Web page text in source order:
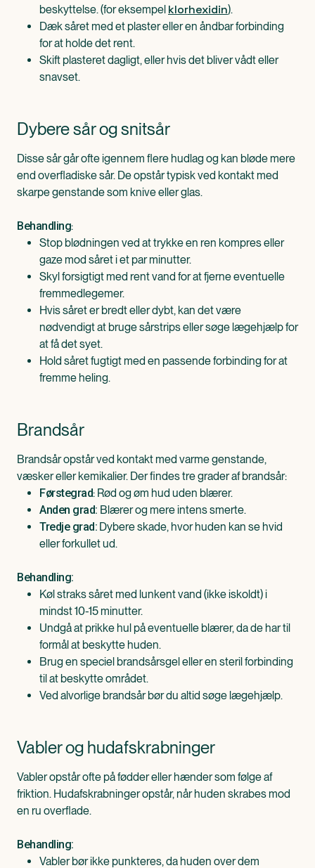
beskyttelse. (for eksempel klorhexidin).
Dæk såret med et plaster eller en åndbar forbinding
for at holde det rent.
Skift plasteret dagligt, eller hvis det bliver vådt eller
snavset.
Dybere sår og snitsår
Disse sår går ofte igennem flere hudlag og kan bløde mere
end overfladiske sår. De opstår typisk ved kontakt med
skarpe genstande som knive eller glas.
Behandling:
Stop blødningen ved at trykke en ren kompres eller
gaze mod såret i et par minutter.
Skyl forsigtigt med rent vand for at fjerne eventuelle
fremmedlegemer.
Hvis såret er bredt eller dybt, kan det være
nødvendigt at bruge sårstrips eller søge lægehjælp for
at få det syet.
Hold såret fugtigt med en passende forbinding for at
fremme heling.
Brandsår
Brandsår opstår ved kontakt med varme genstande,
væsker eller kemikalier. Der findes tre grader af brandsår:
Førstegrad: Rød og øm hud uden blærer.
Anden grad: Blærer og mere intens smerte.
Tredje grad: Dybere skade, hvor huden kan se hvid
eller forkullet ud.
Behandling:
Køl straks såret med lunkent vand (ikke iskoldt) i
mindst 10-15 minutter.
Undgå at prikke hul på eventuelle blærer, da de har til
formål at beskytte huden.
Brug en speciel brandsårsgel eller en steril forbinding
til at beskytte området.
Ved alvorlige brandsår bør du altid søge lægehjælp.
Vabler og hudafskrabninger
Vabler opstår ofte på fødder eller hænder som følge af
friktion. Hudafskrabninger opstår, når huden skrabes mod
en ru overflade.
Behandling:
Vabler bør ikke punkteres, da huden over dem